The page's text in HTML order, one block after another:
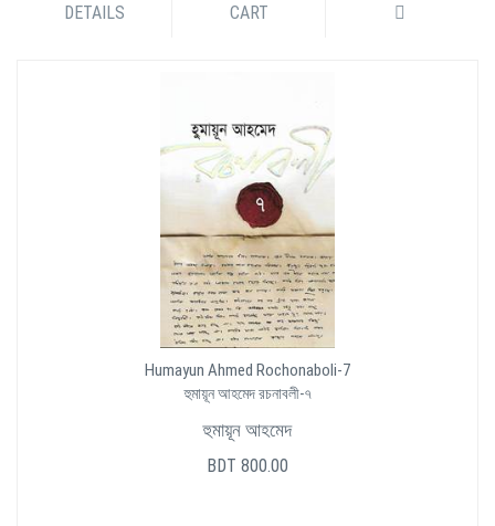
DETAILS CART
Humayun Ahmed Rochonaboli-7
হুমায়ূন আহমেদ রচনাবলী-৭
হুমায়ূন আহমেদ
BDT 800.00